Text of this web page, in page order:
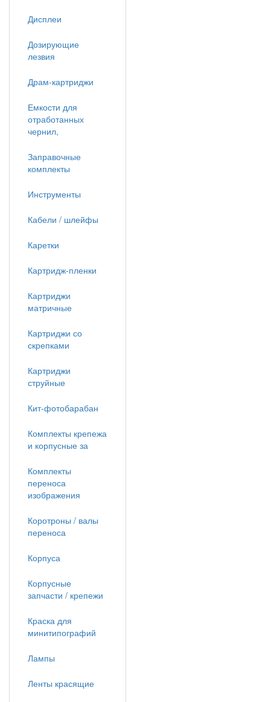
Дисплеи
Дозирующие
лезвия
Драм-картриджи
Емкости для
отработанных
чернил,
Заправочные
комплекты
Инструменты
Кабели / шлейфы
Каретки
Картридж-пленки
Картриджи
матричные
Картриджи со
скрепками
Картриджи
струйные
Кит-фотобарабан
Комплекты крепежа
и корпусные за
Комплекты
переноса
изображения
Коротроны / валы
переноса
Корпуса
Корпусные
запчасти / крепежи
Краска для
минитипографий
Лампы
Ленты красящие